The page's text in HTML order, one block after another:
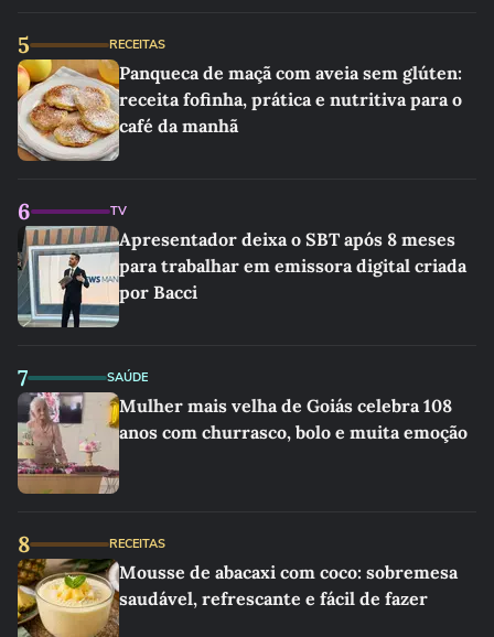
5 RECEITAS
Panqueca de maçã com aveia sem glúten:
receita fofinha, prática e nutritiva para o
café da manhã
6 TV
Apresentador deixa o SBT após 8 meses
para trabalhar em emissora digital criada
por Bacci
7 SAÚDE
Mulher mais velha de Goiás celebra 108
anos com churrasco, bolo e muita emoção
8 RECEITAS
Mousse de abacaxi com coco: sobremesa
saudável, refrescante e fácil de fazer